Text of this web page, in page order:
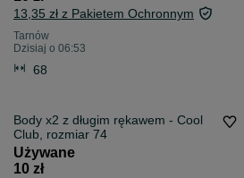
13,35 zł z Pakietem Ochronnym
Tarnów
Dzisiaj o 06:53
68
Body x2 z długim rękawem - Cool
Club, rozmiar 74
Używane
10 zł